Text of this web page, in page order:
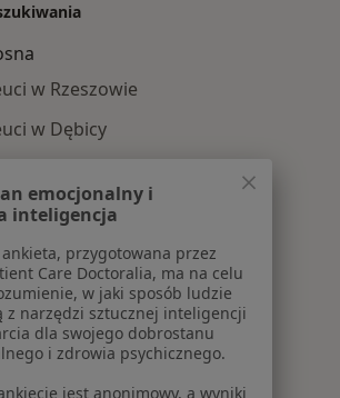
w Rzeszowie
w Dębicy
w Jasle
w Gorlicach
w Brzozowie
kategorii: W pobliżu Krosna
choroby
emocjonalny i
inteligencja
przygotowana przez
Care Doctoralia, ma na celu
w jaki sposób ludzie
z narzędzi sztucznej inteligencji
dla swojego dobrostanu
i zdrowia psychicznego.
jest anonimowy, a wyniki